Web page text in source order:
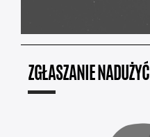
ZGŁASZANIE NADUŻYĆ